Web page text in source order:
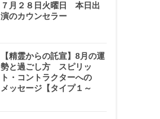
７月２８日火曜日 本日出
演のカウンセラー
【精霊からの託宣】8月の運
勢と過ごし方 スピリッ
ト・コントラクターへの
メッセージ【タイプ１～